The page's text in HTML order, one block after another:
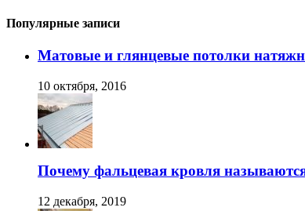
Популярные записи
Матовые и глянцевые потолки
10 октября, 2016
Почему фальцевая кровля
12 декабря, 2019